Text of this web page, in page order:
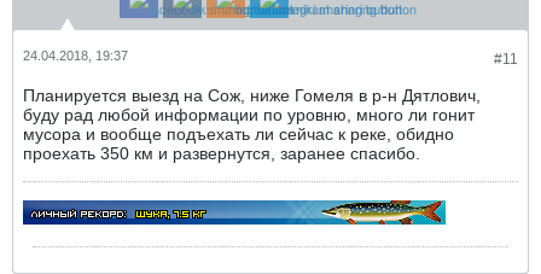
#11
24.04.2018, 19:37
Планируется выезд на Сож, ниже Гомеля в р-н Дятлович,
буду рад любой информации по уровню, много ли гонит
мусора и вообще подъехать ли сейчас к реке, обидно
проехать 350 км и развернутся, заранее спасибо.